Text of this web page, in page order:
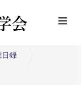
目録